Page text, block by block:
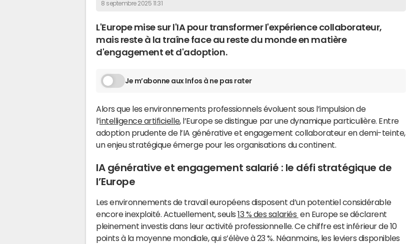
8 septembre 2025 11:31
L'Europe mise sur l'IA pour transformer l'expérience collaborateur,
mais reste à la traîne face au reste du monde en matière
d'engagement et d'adoption.
Je m’abonne aux Infos à ne pas rater
Alors que les environnements professionnels évoluent sous l’impulsion de
l’intelligence artificielle, l’Europe se distingue par une dynamique particulière. Entre
adoption prudente de l’IA générative et engagement collaborateur en demi-teinte,
un enjeu stratégique émerge pour les organisations du continent.
IA générative et engagement salarié : le défi stratégique de
l’Europe
Les environnements de travail européens disposent d’un potentiel considérable
encore inexploité. Actuellement, seuls13 % des salariés en Europe se déclarent
pleinement investis dans leur activité professionnelle. Ce chiffre est inférieur de 10
points à la moyenne mondiale, qui s’élève à 23 %. Néanmoins, les leviers disponibles